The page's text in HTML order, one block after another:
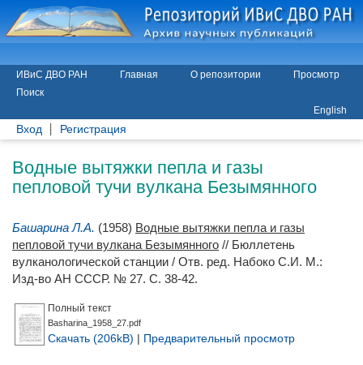
ИВиС ДВО РАН Главная О репозитории
Просмотр
Поиск
English
Вход Регистрация
Водные вытяжки пепла и газы
пепловой тучи вулкана Безымянного
Башарина Л.А. (1958) Водные вытяжки пепла и газы
пепловой тучи вулкана Безымянного // Бюллетень
вулканологической станции / Отв. ред. Набоко С.И. М.:
Изд-во АН СССР. № 27. С. 38-42.
Полный текст
Basharina_1958_27.pdf
Скачать (206kB) | Предварительный просмотр